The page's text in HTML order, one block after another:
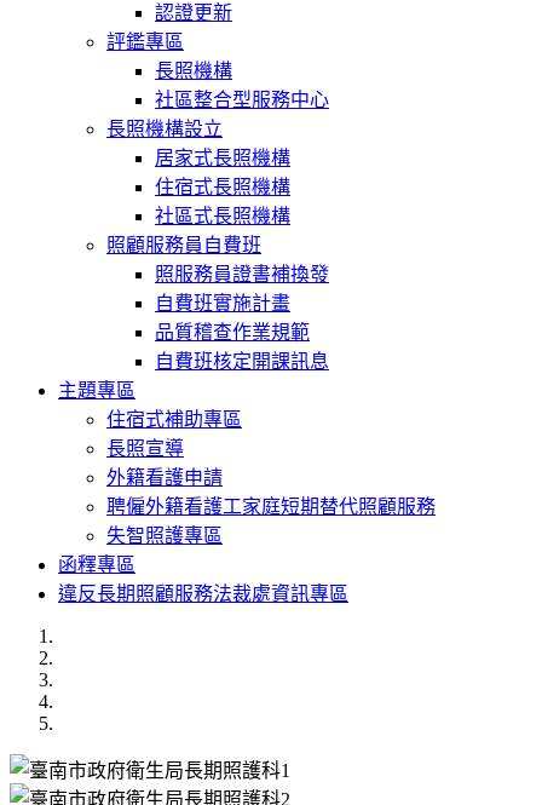
認證更新
評鑑專區
長照機構
社區整合型服務中心
長照機構設立
居家式長照機構
住宿式長照機構
社區式長照機構
照顧服務員自費班
照服務員證書補換發
自費班實施計畫
品質稽查作業規範
自費班核定開課訊息
主題專區
住宿式補助專區
長照宣導
外籍看護申請
聘僱外籍看護工家庭短期替代照顧服務
失智照護專區
函釋專區
違反長期照顧服務法裁處資訊專區